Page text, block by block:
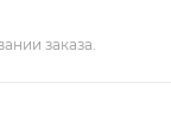
заказа.